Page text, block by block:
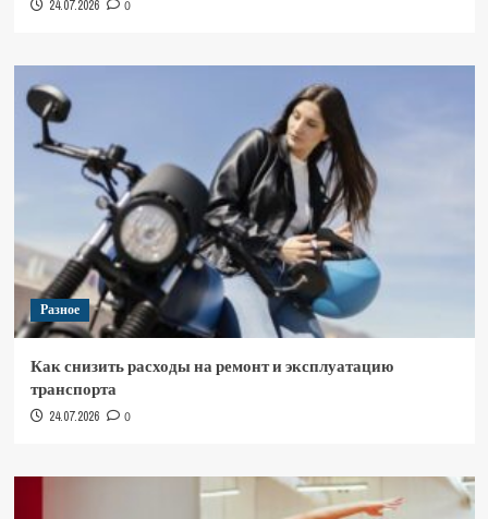
24.07.2026 0
Разное
Как снизить расходы на ремонт и эксплуатацию
транспорта
24.07.2026 0